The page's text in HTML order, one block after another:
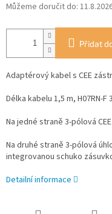
Můžeme doručit do:
Přidat
Adaptérový kabel s CEE
Délka kabelu 1,5 m, H07RN-F
Na jedné straně 3-pólová
Na druhé straně 3-pólová
integrovanou schuko
Detailní informace